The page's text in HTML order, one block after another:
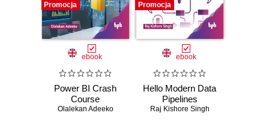
Promocja
ebook
Power BI Crash
Course
Olalekan Adeeko
Promocja
ebook
Hello Modern Data
Pipelines
Raj Kishore Singh